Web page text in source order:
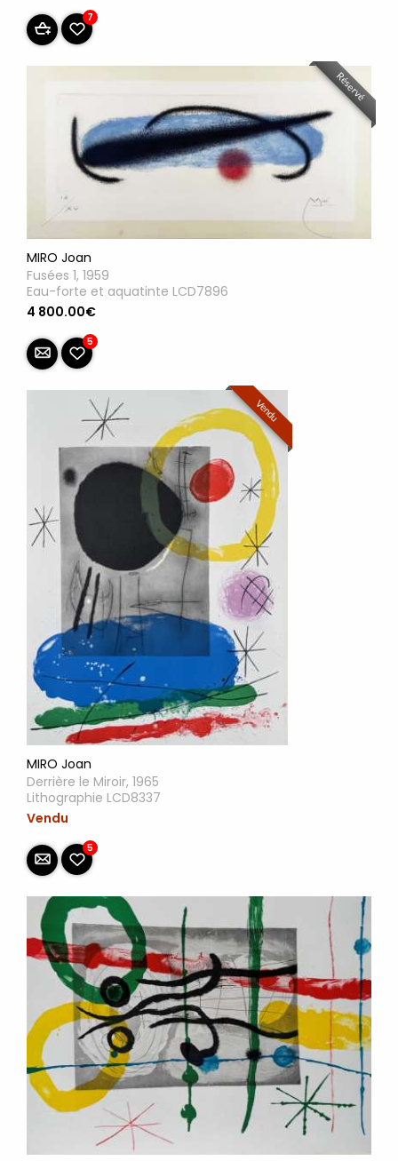
7
Réservé
MIRO Joan
Fusées 1, 1959
Eau-forte et aquatinte LCD7896
4 800.00€
5
Vendu
MIRO Joan
Derrière le Miroir, 1965
Lithographie LCD8337
Vendu
5